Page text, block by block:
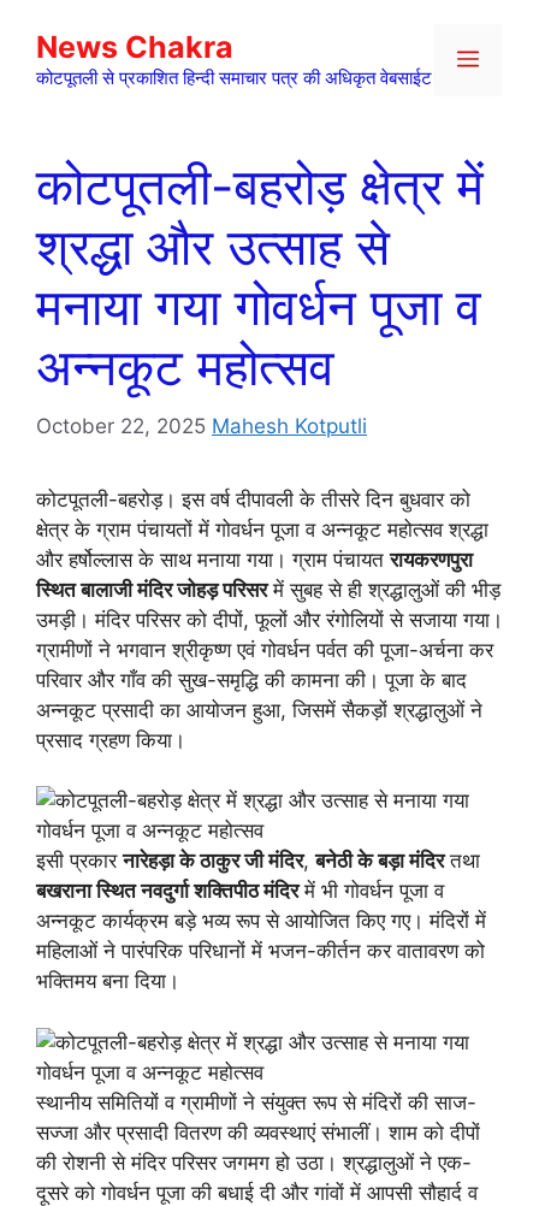
content
News Chakra
कोटपूतली से प्रकाशित हिन्दी समाचार पत्र की अधिकृत वेबसाईट
Menu
कोटपूतली-बहरोड़ क्षेत्र में
श्रद्धा और उत्साह से
मनाया गया गोवर्धन पूजा व
अन्नकूट महोत्सव
October 22, 2025 Mahesh Kotputli
कोटपूतली-बहरोड़। इस वर्ष दीपावली के तीसरे दिन बुधवार को
क्षेत्र के ग्राम पंचायतों में गोवर्धन पूजा व अन्नकूट महोत्सव श्रद्धा
और हर्षोल्लास के साथ मनाया गया। ग्राम पंचायतरायकरणपुरा
स्थित बालाजी मंदिर जोहड़ परिसरमें सुबह से ही श्रद्धालुओं की भीड़
उमड़ी। मंदिर परिसर को दीपों, फूलों और रंगोलियों से सजाया गया।
ग्रामीणों ने भगवान श्रीकृष्ण एवं गोवर्धन पर्वत की पूजा-अर्चना कर
परिवार और गाँव की सुख-समृद्धि की कामना की। पूजा के बाद
अन्नकूट प्रसादी का आयोजन हुआ, जिसमें सैकड़ों श्रद्धालुओं ने
प्रसाद ग्रहण किया।
इसी प्रकारनारेहड़ा के ठाकुर जी मंदिर,बनेठी के बड़ा मंदिरतथा
बखराना स्थित नवदुर्गा शक्तिपीठ मंदिरमें भी गोवर्धन पूजा व
अन्नकूट कार्यक्रम बड़े भव्य रूप से आयोजित किए गए। मंदिरों में
महिलाओं ने पारंपरिक परिधानों में भजन-कीर्तन कर वातावरण को
भक्तिमय बना दिया।
स्थानीय समितियों व ग्रामीणों ने संयुक्त रूप से मंदिरों की साज-
सज्जा और प्रसादी वितरण की व्यवस्थाएं संभालीं। शाम को दीपों
की रोशनी से मंदिर परिसर जगमग हो उठा। श्रद्धालुओं ने एक-
दूसरे को गोवर्धन पूजा की बधाई दी और गांवों में आपसी सौहार्द व